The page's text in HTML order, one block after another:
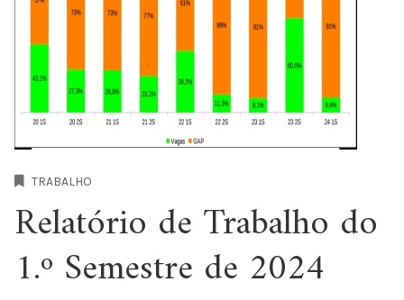
TRABALHO
Relatório de Trabalho do
1.º Semestre de 2024